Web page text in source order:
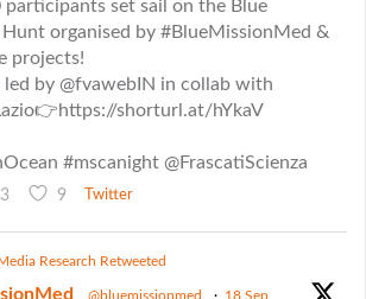
participants set sail on the Blue
Hunt organised by #BlueMissionMed &
projects!
led by @fvawebIN in collab with
shorturl.at/hYkaV
#mscanight @FrascatiScienza
3 9 Twitter
Research Retweeted
@bluemissionmed · 18 Sep